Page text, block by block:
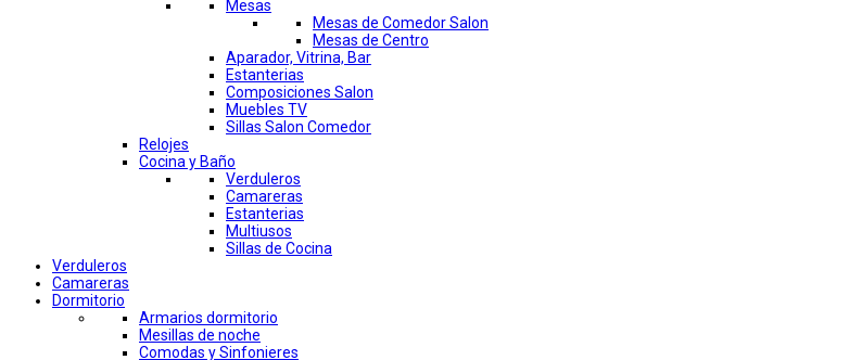
Mesas
Mesas de Comedor Salon
Mesas de Centro
Aparador, Vitrina, Bar
Estanterias
Composiciones Salon
Muebles TV
Sillas Salon Comedor
Relojes
Cocina y Baño
Verduleros
Camareras
Estanterias
Multiusos
Sillas de Cocina
Verduleros
Camareras
Dormitorio
Armarios dormitorio
Mesillas de noche
Comodas y Sinfonieres